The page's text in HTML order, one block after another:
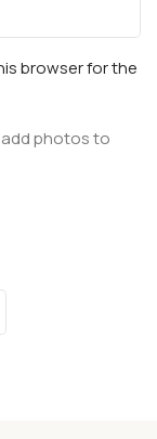
browser for the
photos to